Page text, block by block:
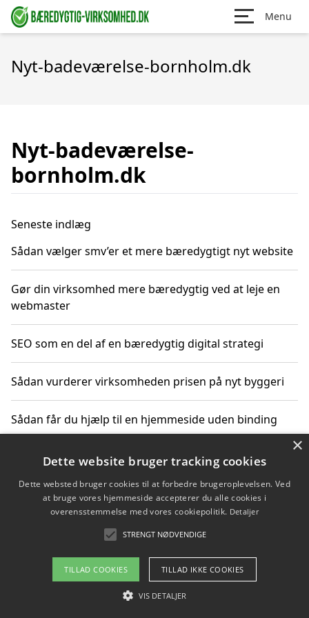
Menu
Nyt-badeværelse-bornholm.dk
Nyt-badeværelse-
bornholm.dk
Seneste indlæg
Sådan vælger smv’er et mere bæredygtigt nyt website
Gør din virksomhed mere bæredygtig ved at leje en
webmaster
SEO som en del af en bæredygtig digital strategi
Sådan vurderer virksomheden prisen på nyt byggeri
Sådan får du hjælp til en hjemmeside uden binding
Copyright 2026 - Pilanto Aps
Om / kontakt
Blog Betingelser
×
Dette website bruger tracking cookies
Dette websted bruger cookies til at forbedre brugeroplevelsen. Ved
at bruge vores hjemmeside accepterer du alle cookies i
overensstemmelse med vores cookiepolitik. Detaljer
STRENGT NØDVENDIGE
TILLAD COOKIES TILLAD IKKE COOKIES
VIS DETALJER